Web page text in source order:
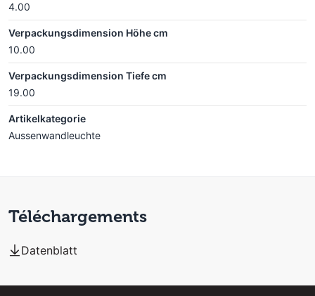
4.00
Verpackungsdimension Höhe cm
10.00
Verpackungsdimension Tiefe cm
19.00
Artikelkategorie
Aussenwandleuchte
Téléchargements
Datenblatt